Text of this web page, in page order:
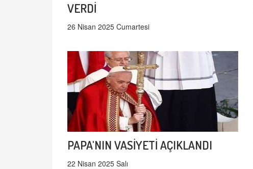
VERDİ
26 Nisan 2025 Cumartesi
PAPA'NIN VASİYETİ AÇIKLANDI
22 Nisan 2025 Salı